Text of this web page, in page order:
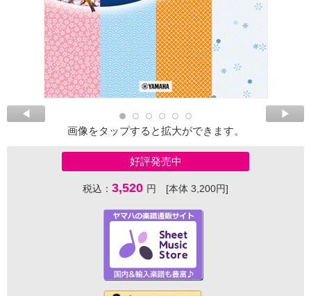
画像をタップすると拡大ができます。
好評発売中
税込： 3,520 円 [本体 3,200円]